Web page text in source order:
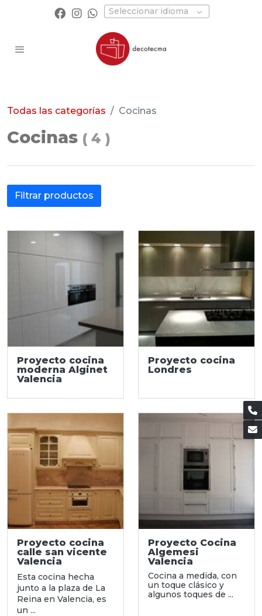
Seleccionar idioma
Todas las categorías Cocinas
Cocinas ( 4 )
Filtrar productos
Proyecto cocina
moderna Alginet
Valencia
Proyecto cocina
Londres
Proyecto cocina
calle san vicente
Valencia
Esta cocina hecha
junto a la plaza de La
Reina en Valencia, es
un ...
Proyecto Cocina
Algemesi
Valencia
Cocina a medida, con
un toque clásico y
algunos toques de ...